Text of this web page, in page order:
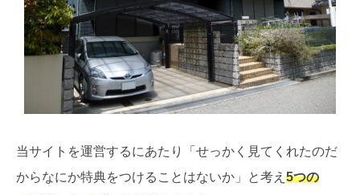
当サイトを運営するにあたり「せっかく見てくれたのだ
からなにか特典をつけることはないか」と考え 5つの